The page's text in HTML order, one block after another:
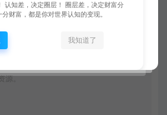
？
源。
认知差，决定圈层！ 圈层差，决定财富分
财富，都是你对世界认知的变现。
我知道了